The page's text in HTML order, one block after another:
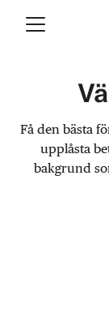
Få den bästa
upplåsta
bakgrund